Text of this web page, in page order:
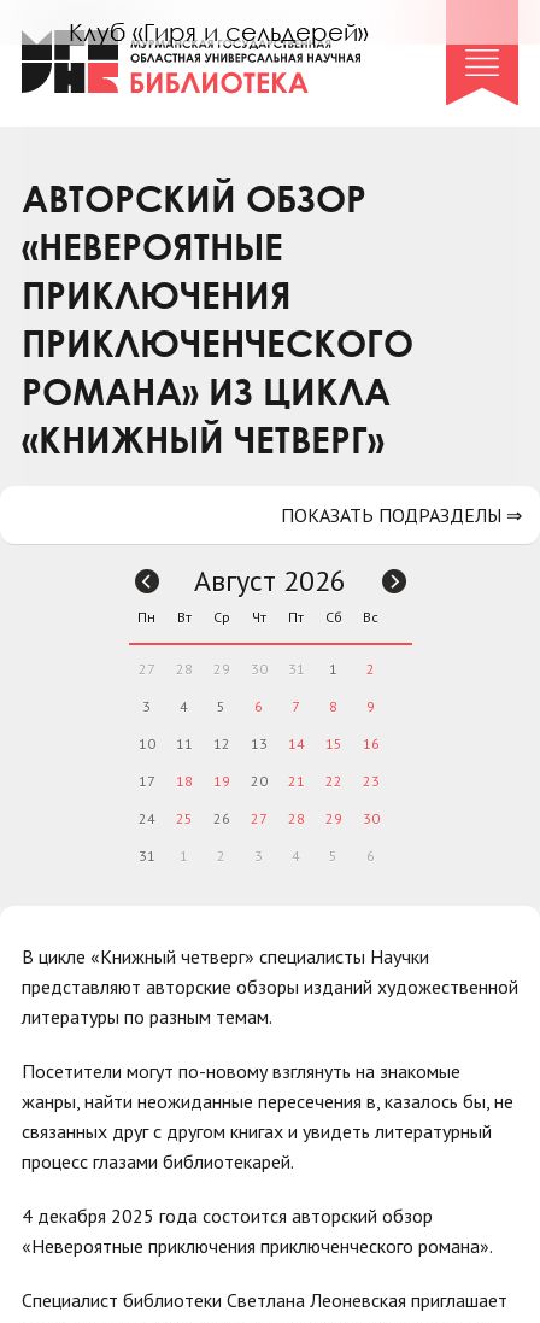
Клуб «Гиря и сельдерей»
Клуб «Семейный архив»
Коллегам
Контакты
АВТОРСКИЙ ОБЗОР
«НЕВЕРОЯТНЫЕ
ПРИКЛЮЧЕНИЯ
ПРИКЛЮЧЕНЧЕСКОГО
РОМАНА» ИЗ ЦИКЛА
«КНИЖНЫЙ ЧЕТВЕРГ»
В цикле «Книжный четверг» специалисты Научки
представляют авторские обзоры изданий художественной
литературы по разным темам.
Посетители могут по-новому взглянуть на знакомые
жанры, найти неожиданные пересечения в, казалось бы, не
связанных друг с другом книгах и увидеть литературный
процесс глазами библиотекарей.
4 декабря 2025 года состоится авторский обзор
«Невероятные приключения приключенческого романа».
Специалист библиотеки Светлана Леоневская приглашает
ПОКАЗАТЬ ПОДРАЗДЕЛЫ ⇒
Август 2026
Пн Вт Ср Чт Пт Сб Вс
27 28 29 30 31 1 2
3 4 5 6 7 8 9
10 11 12 13 14 15 16
17 18 19 20 21 22 23
24 25 26 27 28 29 30
31 1 2 3 4 5 6